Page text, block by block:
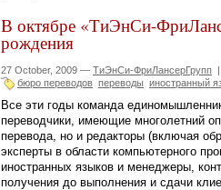
В октябре «ТиЭнСи-
рождения
27 October, 2009 — ТиЭнСи-ФриЛансерГрупп |
бюро переводов переводы иностранный
Все эти годы команда
переводчики, имеющие многолетний
перевода, но и редакторы (включая
эксперты в области компьютерного
иностранных языков и менеджеры,
получения до выполнения и сдачи